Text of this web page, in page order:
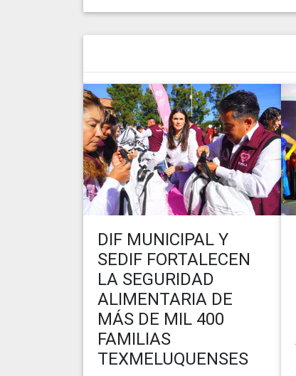
DIF MUNICIPAL Y
SEDIF FORTALECEN
LA SEGURIDAD
ALIMENTARIA DE
MÁS DE MIL 400
FAMILIAS
TEXMELUQUENSES